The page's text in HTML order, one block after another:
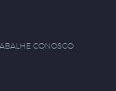
CONOSCO